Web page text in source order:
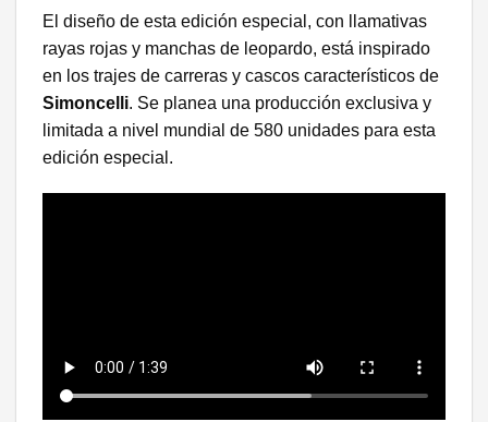
El diseño de esta edición especial, con llamativas
rayas rojas y manchas de leopardo, está inspirado
en los trajes de carreras y cascos característicos de
Simoncelli. Se planea una producción exclusiva y
limitada a nivel mundial de 580 unidades para esta
edición especial.